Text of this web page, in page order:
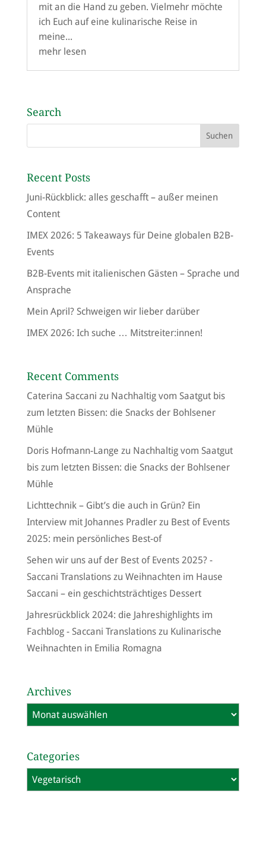
mit an die Hand zu geben. Vielmehr möchte
ich Euch auf eine kulinarische Reise in
meine...
mehr lesen
Search
Recent Posts
Juni-Rückblick: alles geschafft – außer meinen
Content
IMEX 2026: 5 Takeaways für Deine globalen B2B-
Events
B2B-Events mit italienischen Gästen – Sprache und
Ansprache
Mein April? Schweigen wir lieber darüber
IMEX 2026: Ich suche … Mitstreiter:innen!
Recent Comments
Caterina Saccani zu Nachhaltig vom Saatgut bis
zum letzten Bissen: die Snacks der Bohlsener
Mühle
Doris Hofmann-Lange zu Nachhaltig vom Saatgut
bis zum letzten Bissen: die Snacks der Bohlsener
Mühle
Lichttechnik – Gibt’s die auch in Grün? Ein
Interview mit Johannes Pradlerzu Best of Events
2025: mein persönliches Best-of
Sehen wir uns auf der Best of Events 2025? -
Saccani Translationszu Weihnachten im Hause
Saccani – ein geschichtsträchtiges Dessert
Jahresrückblick 2024: die Jahreshighlights im
Fachblog - Saccani Translationszu Kulinarische
Weihnachten in Emilia Romagna
Archives
Archives
Categories
Categories